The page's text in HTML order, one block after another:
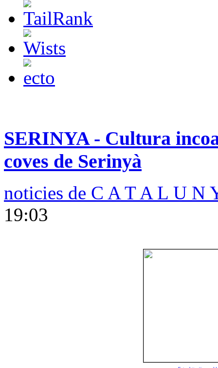
SERINYA - Cultura
coves de Serinyà
noticies de C A T A L U N
19:03